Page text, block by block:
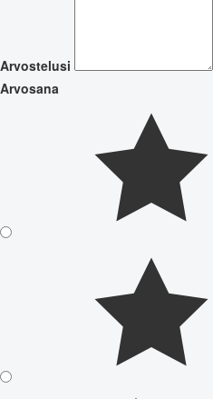
Arvostelusi
Arvosana